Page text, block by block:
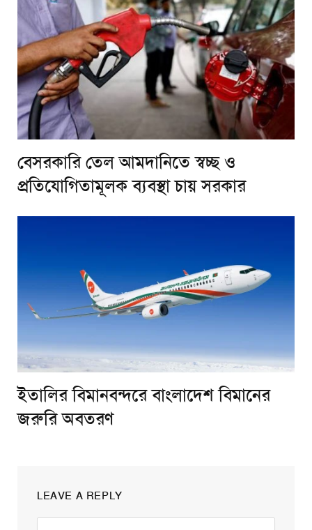
বেসরকারি তেল আমদানিতে স্বচ্ছ ও
প্রতিযোগিতামূলক ব্যবস্থা চায় সরকার
ইতালির বিমানবন্দরে বাংলাদেশ বিমানের
জরুরি অবতরণ
LEAVE A REPLY